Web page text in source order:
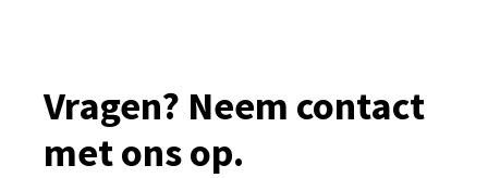
Vragen? Neem contact
met ons op.